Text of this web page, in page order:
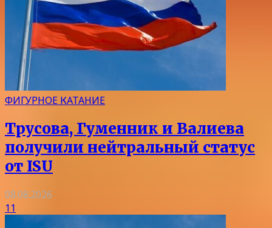
ФИГУРНОЕ КАТАНИЕ
Трусова, Гуменник и Валиева
получили нейтральный статус
от ISU
08.08.2026
11